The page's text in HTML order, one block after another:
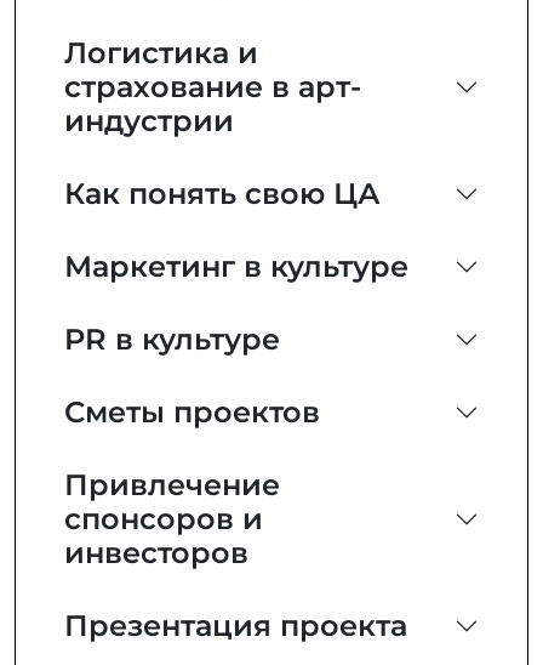
Логистика и
страхование в арт-
индустрии
Как понять свою ЦА
Маркетинг в культуре
PR в культуре
Сметы проектов
Привлечение
спонсоров и
инвесторов
Презентация проекта